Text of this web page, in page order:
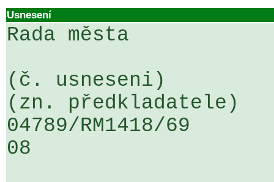
Usnesení
Rada města
(č. usneseni)
(zn. předkladatele)
04789/RM1418/
08